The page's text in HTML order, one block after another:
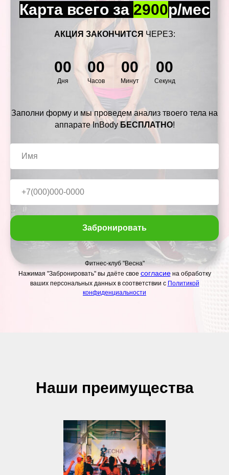
Карта всего за 2900р/мес
АКЦИЯ ЗАКОНЧИТСЯ ЧЕРЕЗ:
00
Дня
00
Часов
00
Минут
00
Секунд
Заполни форму и мы проведем анализ твоего тела на
аппарате InBody БЕСПЛАТНО!
Забронировать
Фитнес-клуб "Весна"
Нажимая "Забронировать" вы даёте свое согласие на обработку
ваших персональныхданных в соответствии с Политикой
конфиденциальности
Наши преимущества